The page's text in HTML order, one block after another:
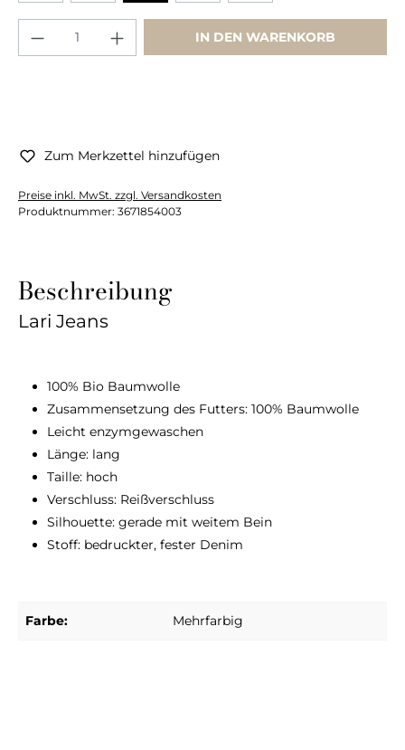
IN DEN WARENKORB
Zum Merkzettel hinzufügen
Preise inkl. MwSt. zzgl. Versandkosten
Produktnummer: 3671854003
Beschreibung
Lari Jeans
100% Bio Baumwolle
Zusammensetzung des Futters: 100% Baumwolle
Leicht enzymgewaschen
Länge: lang
Taille: hoch
Verschluss: Reißverschluss
Silhouette: gerade mit weitem Bein
Stoff: bedruckter, fester Denim
Farbe: Mehrfarbig